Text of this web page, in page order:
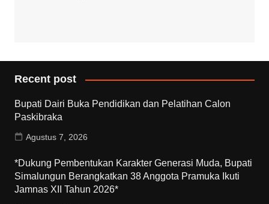
Recent post
Bupati Dairi Buka Pendidikan dan Pelatihan Calon
Paskibraka
Agustus 7, 2026
*Dukung Pembentukan Karakter Generasi Muda, Bupati
Simalungun Berangkatkan 38 Anggota Pramuka Ikuti
Jamnas XII Tahun 2026*